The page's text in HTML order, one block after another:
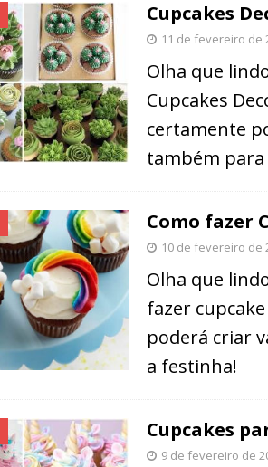
Cupcakes
11 de fevereiro de
Olha que
Cupcakes
certamente
também
Como fazer
10 de fevereiro de
Olha que
fazer
poderá criar
a festinha!
Cupcakes
9 de fevereiro de